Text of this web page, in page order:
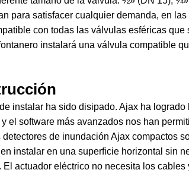
para satisfacer cualquier demanda, en
con todas las válvulas esféricas
instalará una válvula compatible
instalar ha sido disipado. Ajax ha
el software más avanzados nos han
de inundación Ajax compactos
instalar en una superficie horizontal sin
actuador eléctrico no necesita los